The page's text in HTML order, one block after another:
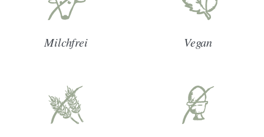
Milchfrei Vegan